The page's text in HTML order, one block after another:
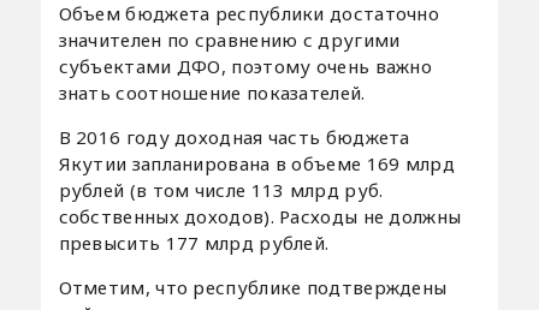
Объем бюджета республики достаточно
значителен по сравнению с другими
субъектами ДФО, поэтому очень важно
знать соотношение показателей.
В 2016 году доходная часть бюджета
Якутии запланирована в объеме 169 млрд
рублей (в том числе 113 млрд руб.
собственных доходов). Расходы не должны
превысить 177 млрд рублей.
Отметим, что республике подтверждены